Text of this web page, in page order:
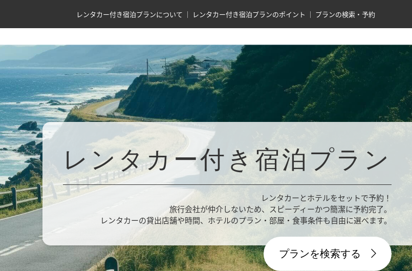
レンタカー付き宿泊プランについて レンタカー付き宿泊プランのポイント プランの検索・予約
レンタカー付き宿泊プラン
レンタカーとホテルをセットで予約！
旅行会社が仲介しないため、スピーディーかつ簡潔に予約完了。
レンタカーの貸出店舗や時間、ホテルのプラン・部屋・食事条件も自由に選べます。
プランを検索する